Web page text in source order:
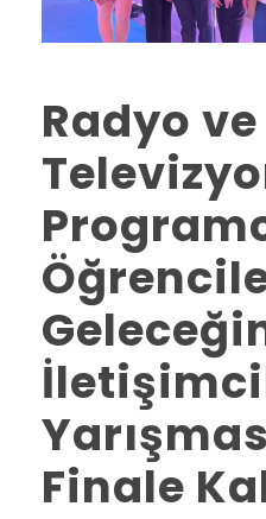
Radyo ve
Finale